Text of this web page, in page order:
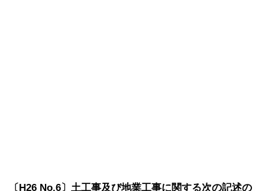
〔H26 No.6〕土工事及び地業工事に関する次の記述の